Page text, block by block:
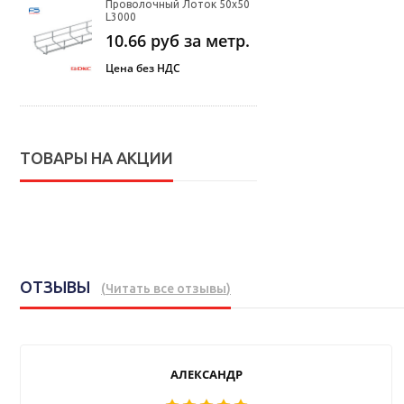
Проволочный Лоток 50х50
L3000
10.66 руб за метр.
Цена без НДС
ТОВАРЫ НА АКЦИИ
ОТЗЫВЫ (Читать все отзывы)
АЛЕКСАНДР